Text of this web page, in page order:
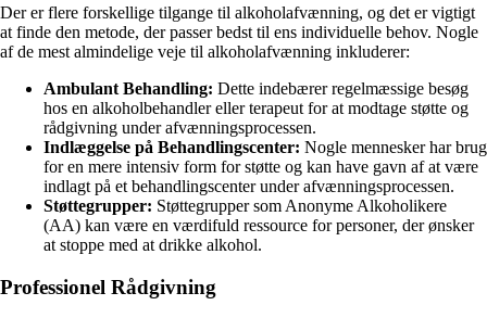
Der er flere forskellige tilgange til alkoholafvænning, og det er vigtigt
at finde den metode, der passer bedst til ens individuelle behov. Nogle
af de mest almindelige veje til alkoholafvænning inkluderer:
Ambulant Behandling: Dette indebærer regelmæssige besøg
hos en alkoholbehandler eller terapeut for at modtage støtte og
rådgivning under afvænningsprocessen.
Indlæggelse på Behandlingscenter: Nogle mennesker har brug
for en mere intensiv form for støtte og kan have gavn af at være
indlagt på et behandlingscenter under afvænningsprocessen.
Støttegrupper: Støttegrupper som Anonyme Alkoholikere
(AA) kan være en værdifuld ressource for personer, der ønsker
at stoppe med at drikke alkohol.
Professionel Rådgivning